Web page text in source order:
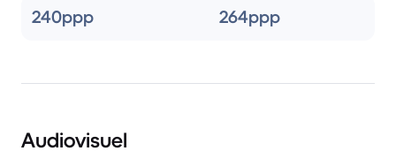
240ppp 264ppp
Audiovisuel